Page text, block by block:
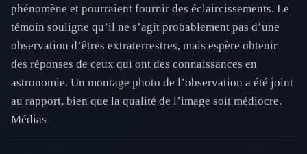
phénomène et pourraient fournir des éclaircissements. Le
témoin souligne qu’il ne s’agit probablement pas d’une
observation d’êtres extraterrestres, mais espère obtenir
des réponses de ceux qui ont des connaissances en
astronomie. Un montage photo de l’observation a été joint
au rapport, bien que la qualité de l’image soit médiocre.
Médias